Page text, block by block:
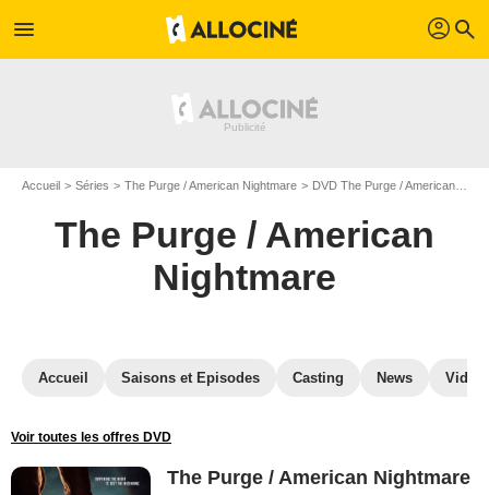
menu profil search
Accueil Séries The Purge / American Nightmare DVD The Purge / American Nightmare
The Purge / American
Nightmare
Accueil Saisons et Episodes Casting News
Voir toutes les offres DVD
The Purge / American Nightmare